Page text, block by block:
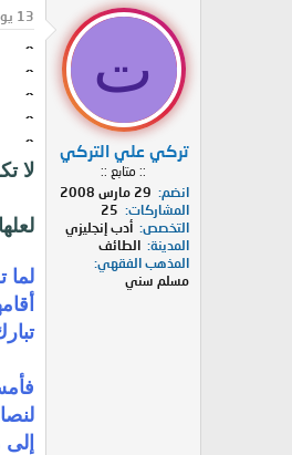
ئ
ا
ل
م
و
و
ي
ت
تركي علي التركي
:: متابع ::
انضم
29 مارس 2008
المشاركات
25
التخصص أدب إنجليزي
المدينة الطائف
المذهب الفقهي
مسلم سني
13 يونيو 2008
^
^
^
^
^
لا
لما